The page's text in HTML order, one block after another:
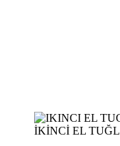
İKİNCİ EL